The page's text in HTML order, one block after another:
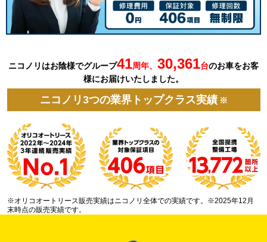
ニコノリはお陰様でグループ41周年、 30,361台のお車をお客
様にお届けいたしました。
ニコノリ3つの業界トップクラス実績 ※
※オリコオートリース販売実績はニコノリ全体での実績です。※2025年12月
末時点の販売実績です。